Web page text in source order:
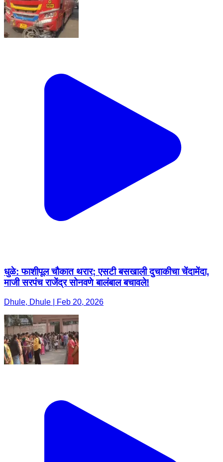
धुळे: फाशीपूल चौकात थरार; एसटी बसखाली दुचाकीचा चेंदामेंदा,
माजी सरपंच राजेंद्र सोनवणे बालंबाल बचावले!
Dhule, Dhule | Feb 20, 2026